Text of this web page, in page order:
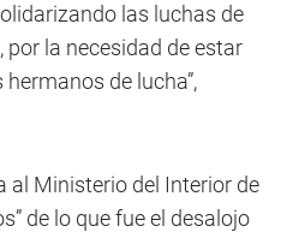
las luchas de
la necesidad de estar
de lucha”,
al Ministerio del Interior de
de lo que fue el desalojo